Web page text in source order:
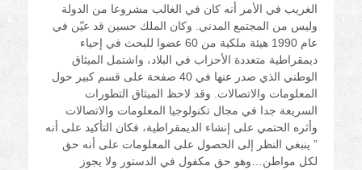
الغريب في الأمر أنه كان في الغالب مشروعا من الدولة
وليس من المجتمع المدني. وكان الملك حسين قد عيّن في
عام 1990 هيئة ملكية من 60 عضوا للبحث في إحياء
ديمقراطية متعددة الأحزاب في البلاد، واشتمل الميثاق
الوطني الذي صدر عنها في 40 صفحة على قسم كبير حول
المعلومات والاتصالات. وقد لاحظ الميثاق التطورات
السريعة جدا في مجال تكنولوجيا المعلومات والاتصالات
وأثره الحتمي على إنشاء الديمقراطية، فكان التأكيد على أنه
” ينبغي النظر إلى الحصول على المعلومات على أنه حق
لكل مواطن…وهو حق مكفول في الدستور ولا يجوز